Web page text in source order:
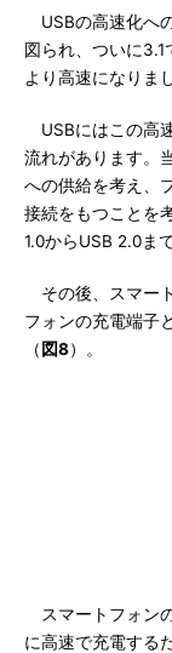
USBの高速化へ
図られ、ついに
より高速になりま
USBにはこの高
流れがあります。
への供給を考え、
接続をもつことを
1.0からUSB 2.0ま
その後、スマー
フォンの充電端子
（ 図8）。
スマートフォン
に高速で充電する